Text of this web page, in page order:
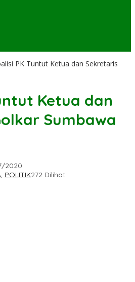
PK Tuntut Ketua dan Sekretaris
Ketua dan
Sumbawa
2020
, POLITIK272 Dilihat